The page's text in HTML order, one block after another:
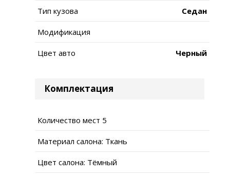
Тип кузова Седан
Модификация
Цвет авто Черный
Комплектация
Количество мест 5
Материал салона: Ткань
Цвет салона: Тёмный